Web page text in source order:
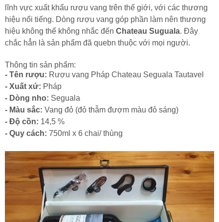
lĩnh vực xuất khẩu rượu vang trên thế giới, với các thương
hiệu nổi tiếng. Dòng rượu vang góp phần làm nên thương
hiệu không thể không nhắc đến Chateau Suguala. Đây
chắc hẳn là sản phẩm đã quebn thuộc với mọi người.
Thông tin sản phẩm:
- Tên rượu: Rượu vang Pháp Chateau Seguala Tautavel
- Xuất xứ: Pháp
- Dòng nho: Seguala
- Màu sắc: Vang đỏ (đỏ thẫm đượm màu đỏ sáng)
- Độ cồn: 14,5 %
- Quy cách: 750ml x 6 chai/ thùng